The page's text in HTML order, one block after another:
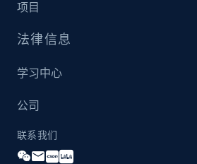
项目
法律信息
学习中心
公司
联系我们